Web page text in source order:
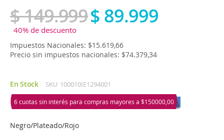
$ 149.999$ 89.999
40% de descuento
Impuestos Nacionales: $15.619,66
Precio sin impuestos nacionales: $74.379,34
En Stock SKU 100010IE1294001
6 cuotas sin interés para compras mayores a $150000,00
Negro/Plateado/Rojo